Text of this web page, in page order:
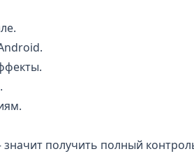
получить полный